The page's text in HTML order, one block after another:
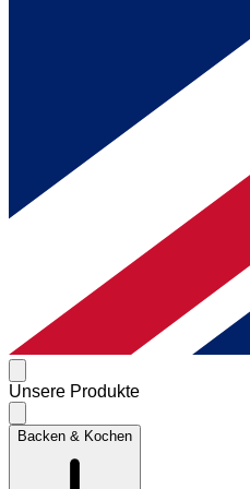
Unsere Produkte
Backen & Kochen